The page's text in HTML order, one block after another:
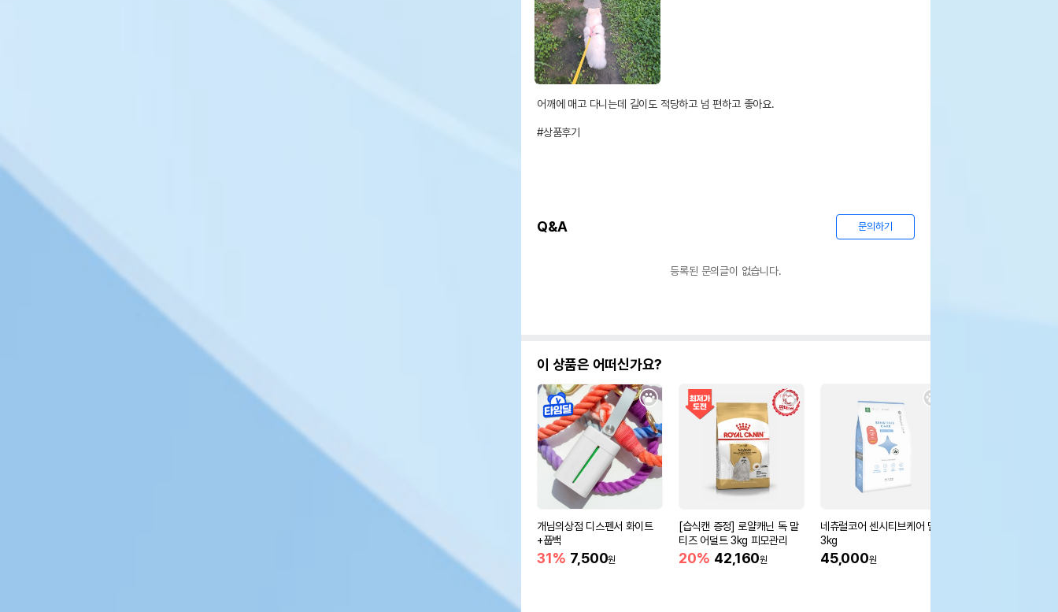
어깨에 매고 다니는데 길이도 적당하고 넘 편하고 좋아요.
#상품후기
Q&A 문의하기
등록된 문의글이 없습니다.
이 상품은 어떠신가요?
개님의상점 디스펜서 화이트
+풉백
31% 7,500원
[습식캔 증정] 로얄캐닌 독 말
티즈 어덜트 3kg 피모관리
20% 42,160원
네츄럴코어 센시티브케어 밀웜
3kg
45,000원